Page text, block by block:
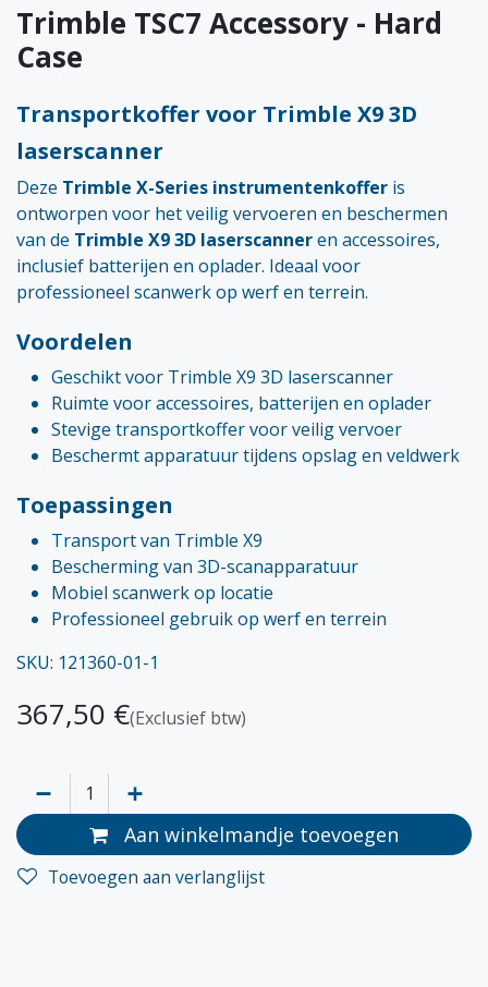
Trimble TSC7 Accessory - Hard
Case
Transportkoffer voor Trimble X9 3D
laserscanner
Deze Trimble X-Series instrumentenkoffer is
ontworpen voor het veilig vervoeren en beschermen
van de Trimble X9 3D laserscanneren accessoires,
inclusief batterijen en oplader. Ideaal voor
professioneel scanwerk op werf en terrein.
Voordelen
Geschikt voor Trimble X9 3D laserscanner
Ruimte voor accessoires, batterijen en oplader
Stevige transportkoffer voor veilig vervoer
Beschermt apparatuur tijdens opslag en veldwerk
Toepassingen
Transport van Trimble X9
Bescherming van 3D-scanapparatuur
Mobiel scanwerk op locatie
Professioneel gebruik op werf en terrein
SKU: 121360-01-1
367,50 €(Exclusief btw)
Aan winkelmandje toevoegen
Toevoegen aan verlanglijst